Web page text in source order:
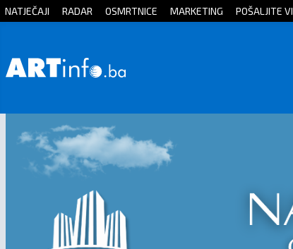
Početna
Sport
Kultura
Crna
kronika
NATJEČAJI RADAR OSMRTNICE MARKETING POŠALJITE